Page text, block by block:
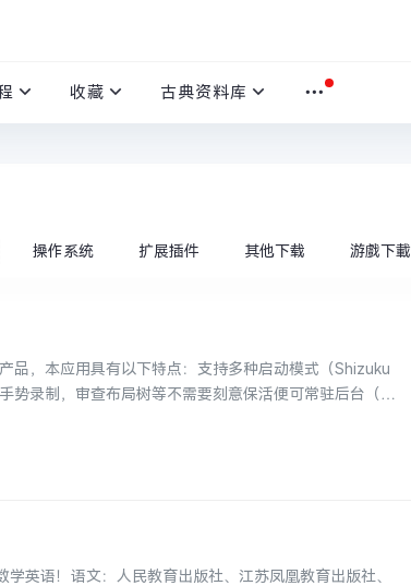
收藏 古典资料库
操作系统 扩展插件 其他下载 游戲下載
品，本应用具有以下特点：支持多种启动模式（Shizuku
势录制，审查布局树等不需要刻意保活便可常驻后台（两
英语！语文：人民教育出版社、江苏凤凰教育出版社、